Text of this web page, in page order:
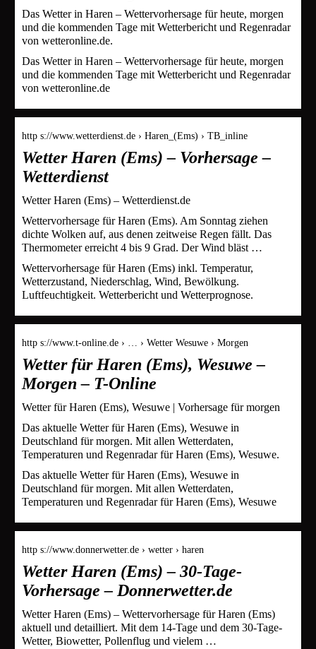
Das Wetter in Haren – Wettervorhersage für heute, morgen
und die kommenden Tage mit Wetterbericht und Regenradar
von wetteronline.de.
Das Wetter in Haren – Wettervorhersage für heute, morgen
und die kommenden Tage mit Wetterbericht und Regenradar
von wetteronline.de
http s://www.wetterdienst.de › Haren_(Ems) › TB_inline
Wetter Haren (Ems) – Vorhersage –
Wetterdienst
Wetter Haren (Ems) – Wetterdienst.de
Wettervorhersage für Haren (Ems). Am Sonntag ziehen
dichte Wolken auf, aus denen zeitweise Regen fällt. Das
Thermometer erreicht 4 bis 9 Grad. Der Wind bläst …
Wettervorhersage für Haren (Ems) inkl. Temperatur,
Wetterzustand, Niederschlag, Wind, Bewölkung.
Luftfeuchtigkeit. Wetterbericht und Wetterprognose.
http s://www.t-online.de › … › Wetter Wesuwe › Morgen
Wetter für Haren (Ems), Wesuwe –
Morgen – T-Online
Wetter für Haren (Ems), Wesuwe | Vorhersage für morgen
Das aktuelle Wetter für Haren (Ems), Wesuwe in
Deutschland für morgen. Mit allen Wetterdaten,
Temperaturen und Regenradar für Haren (Ems), Wesuwe.
Das aktuelle Wetter für Haren (Ems), Wesuwe in
Deutschland für morgen. Mit allen Wetterdaten,
Temperaturen und Regenradar für Haren (Ems), Wesuwe
http s://www.donnerwetter.de › wetter › haren
Wetter Haren (Ems) – 30-Tage-
Vorhersage – Donnerwetter.de
Wetter Haren (Ems) – Wettervorhersage für Haren (Ems)
aktuell und detailliert. Mit dem 14-Tage und dem 30-Tage-
Wetter, Biowetter, Pollenflug und vielem …